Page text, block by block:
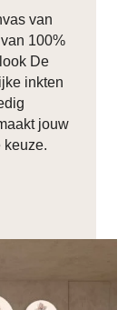
van
100%
De
inkten
jouw
keuze.